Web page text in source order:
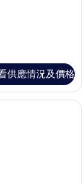
供應情況及價格
| 高級寢具、迷你